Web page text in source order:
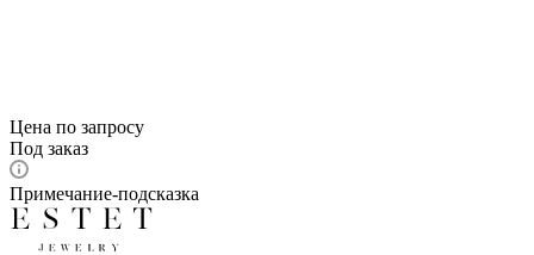
Цена по запросу
Под заказ
Примечание-подсказка